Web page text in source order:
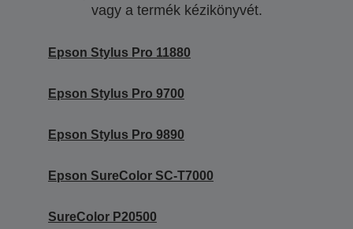
vagy a termék kézikönyvét.
Epson Stylus Pro 11880
Epson Stylus Pro 9700
Epson Stylus Pro 9890
Epson SureColor SC-T7000
SureColor P20500